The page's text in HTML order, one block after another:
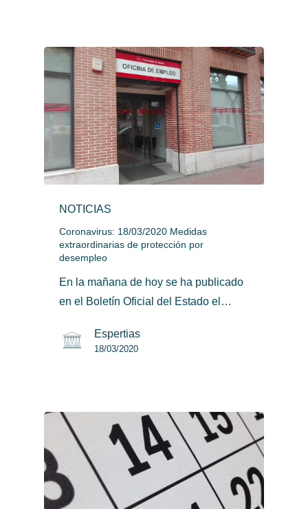
NOTICIAS
Coronavirus: 18/03/2020 Medidas
extraordinarias de protección por
desempleo
En la mañana de hoy se ha publicado
en el Boletín Oficial del Estado el…
Espertias
18/03/2020